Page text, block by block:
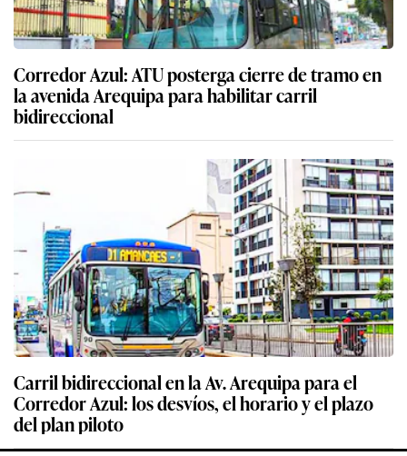
Corredor Azul: ATU posterga cierre de tramo en
la avenida Arequipa para habilitar carril
bidireccional
Carril bidireccional en la Av. Arequipa para el
Corredor Azul: los desvíos, el horario y el plazo
del plan piloto